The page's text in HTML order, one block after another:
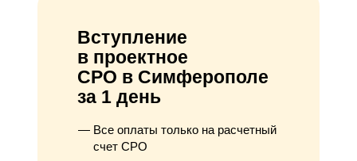
Вступление
в проектное
СРО в Симферополе
за 1 день
Все оплаты только на расчетный
счет СРО